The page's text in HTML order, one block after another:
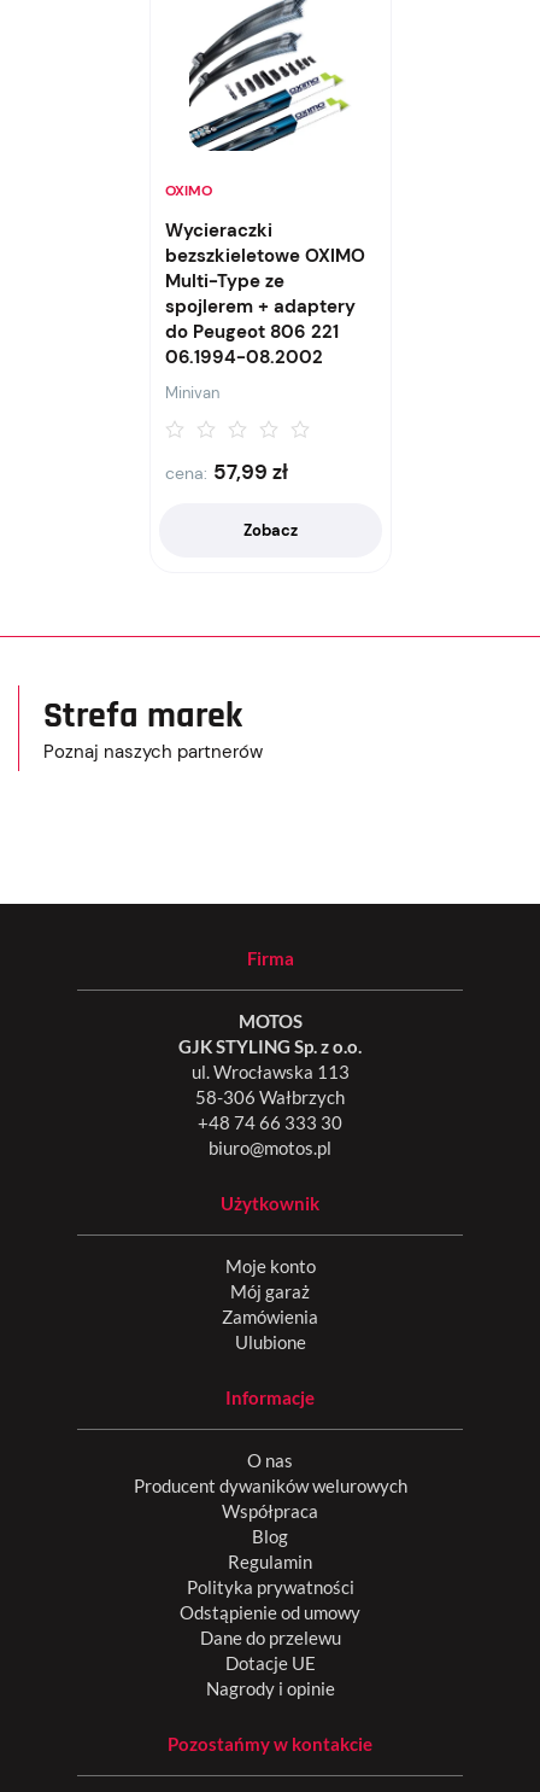
OXIMO
Wycieraczki
bezszkieletowe OXIMO
Multi-Type ze
spojlerem + adaptery
do Peugeot 806 221
06.1994-08.2002
Minivan
cena: 57,99 zł
Zobacz
Strefa marek
Poznaj naszych partnerów
Firma
MOTOS
GJK STYLING Sp. z o.o.
ul. Wrocławska 113
58-306 Wałbrzych
+48 74 66 333 30
biuro@motos.pl
Użytkownik
Moje konto
Mój garaż
Zamówienia
Ulubione
Informacje
O nas
Producent dywaników welurowych
Współpraca
Blog
Regulamin
Polityka prywatności
Odstąpienie od umowy
Dane do przelewu
Dotacje UE
Nagrody i opinie
Pozostańmy w kontakcie